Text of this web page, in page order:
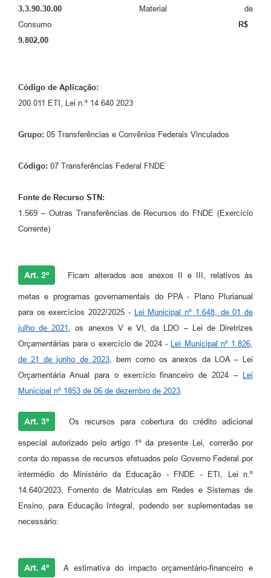
3.3.90.30.00 Material de
Consumo
R$
9.802,00
Código de Aplicação:
200.011 ETI, Lei n.º 14 640 2023
Grupo: 05 Transferências e Convênios Federais Vinculados
Código: 07 Transferências Federal FNDE
Fonte de Recurso STN:
1.569 – Outras Transferências de Recursos do FNDE (Exercício
Corrente)
Art. 2º Ficam alterados aos anexos II e III, relativos às
metas e programas governamentais do PPA - Plano Plurianual
para os exercícios 2022/2025 - Lei Municipal nº 1.648, de 01 de
julho de 2021
, os anexos V e VI, da LDO – Lei de Diretrizes
Orçamentárias para o exercício de 2024 - Lei Municipal nº 1.826,
de 21 de junho de 2023, bem como os anexos da LOA – Lei
Orçamentária Anual para o exercício financeiro de 2024 – Lei
Municipal nº 1853 de 06 de dezembro de 2023
Art. 3º Os recursos para cobertura do crédito adicional
especial autorizado pelo artigo 1º da presente Lei, correrão por
conta do repasse de recursos efetuados pelo Governo Federal por
intermédio do Ministério da Educação - FNDE - ETI, Lei n.º
14.640/2023, Fomento de Matrículas em Redes e Sistemas de
Ensino, para Educação Integral, podendo ser suplementadas se
necessário:
Art. 4º A estimativa do impacto orçamentário-financeiro e